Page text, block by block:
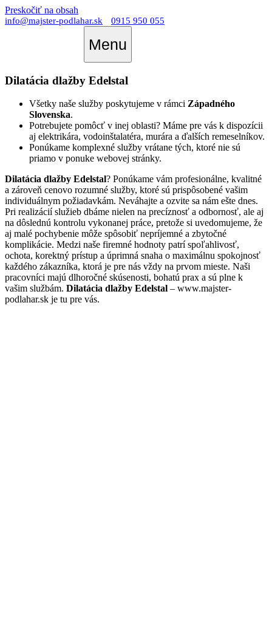
Preskočiť na obsah
info@majster-podlahar.sk 0915 950 055
Menu
Dilatácia dlažby Edelstal
Všetky naše služby poskytujeme v rámci Západného
Slovenska.
Potrebujete pomôcť v inej oblasti? Máme pre vás k dispozícii
aj elektrikára, vodoinštalatéra, murára a ďalších remeselníkov.
Ponúkame komplexné služby vrátane tých, ktoré nie sú
priamo v ponuke webovej stránky.
Dilatácia dlažby Edelstal? Ponúkame vám profesionálne, kvalitné
a zároveň cenovo rozumné služby, ktoré sú prispôsobené vašim
individuálnym požiadavkám. Neváhajte a ozvite sa nám ešte dnes.
Pri realizácií služieb dbáme nielen na precíznosť a odbornosť, ale aj
na dôslednú kontrolu vykonanej práce, pretože si uvedomujeme, že
aj malé pochybenie môže spôsobiť nepríjemné a zbytočné
komplikácie. Medzi naše firemné hodnoty patrí spoľahlivosť,
ochota, korektný prístup a úprimná snaha o maximálnu spokojnosť
každého zákazníka, ktorá je pre nás vždy na prvom mieste. Naši
pracovníci majú dlhoročné skúsenosti, bohatú prax a sú plne k
vašim službám. Dilatácia dlažby Edelstal – www.majster-
podlahar.sk je tu pre vás.